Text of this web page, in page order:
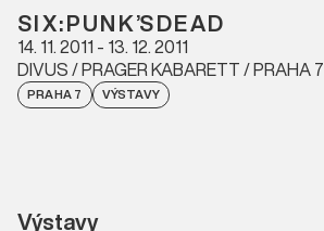
S I X : P U N K ’S D E A D
14. 11. 2011 - 13. 12. 2011
DIVUS / PRAGER KABARETT / PRAHA 7
PRAHA 7 VÝSTAVY
Výstavy